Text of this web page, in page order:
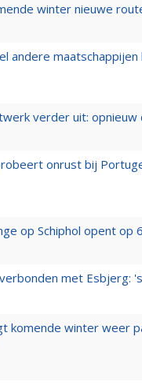
winter nieuwe
andere
verder uit:
onrust bij
op Schiphol opent op
met Esbjerg:
komende winter weer